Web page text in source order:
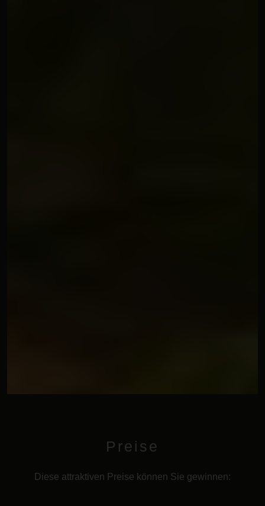
Preise
Diese attraktiven Preise können Sie gewinnen: